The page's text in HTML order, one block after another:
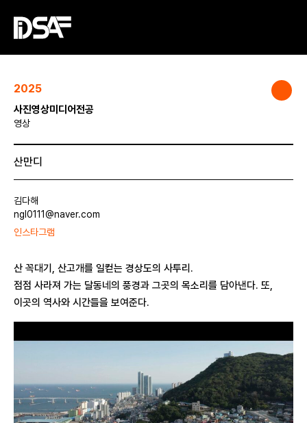
2025
사진영상미디어전공
영상
산만디
김다해
ngl0111@naver.com
인스타그램
산 꼭대기, 산고개를 일컫는 경상도의 사투리.
점점 사라져 가는 달동네의 풍경과 그곳의 목소리를 담아낸다. 또,
이곳의 역사와 시간들을 보여준다.